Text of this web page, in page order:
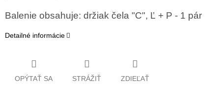
Balenie obsahuje: držiak čela "C", Ľ + P - 1 pár
Detailné informácie
OPÝTAŤ SA STRÁŽIŤ ZDIEĽAŤ